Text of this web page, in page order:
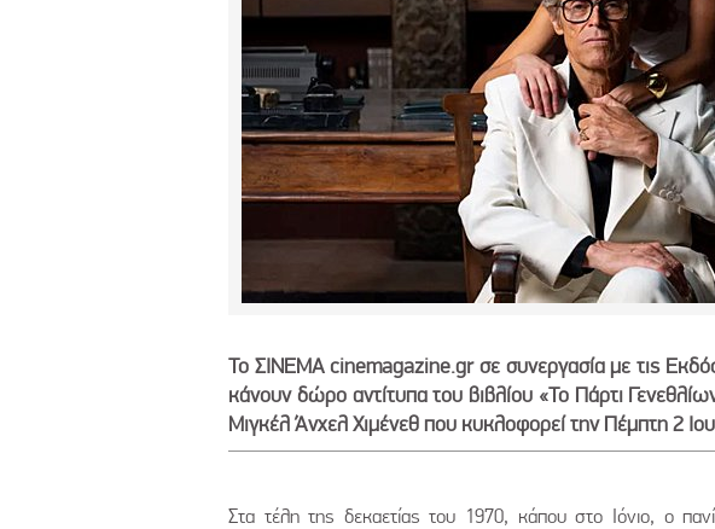
Το ΣΙΝΕΜΑ cinemagazine.gr σε συνεργασία με τις
κάνουν δώρο αντίτυπα του βιβλίου «Το Πάρτι
Μιγκέλ Άνχελ Χιμένεθ που κυκλοφορεί την Πέμπτη 2
Στα τέλη της δεκαετίας του 1970, κάπου στο Ιόνιο, ο